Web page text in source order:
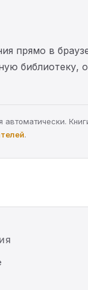
прямо в
библиотеку,
автоматически.
.